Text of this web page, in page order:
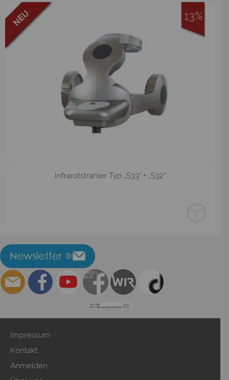
Stativ
Infrarotstrahler Typ „S33“ + „S32“
13%
Impressum
Kontakt
Anmelden